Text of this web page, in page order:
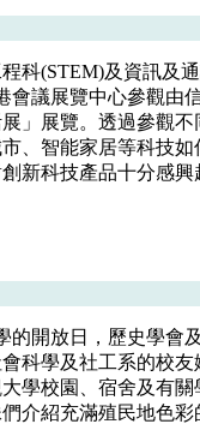
科(STEM)及資訊及
會議展覽中心參觀由
」展覽。透過參觀不
、智能家居等科技如
新科技產品十分感興
的開放日，歷史學會
科學及社工系的校
學校園、宿舍及有
介紹充滿殖民地色